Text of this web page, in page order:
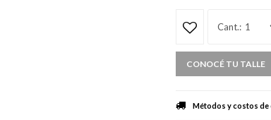
1
CONOCÉ TU TALLE
Métodos y costos de